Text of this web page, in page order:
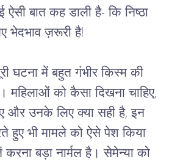
ऐसी बात कह डाली है- कि निष्ठा
भेदभाव ज़रूरी है!
घटना में बहुत गंभीर किस्म की
महिलाओं को कैसा दिखना चाहिए,
और उनके लिए क्या सही है, इन
हुए भी मामले को ऐसे पेश किया
करना बड़ा नार्मल है। सेमेन्या को